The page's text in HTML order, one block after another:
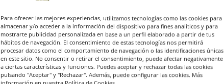
Para ofrecer las mejores experiencias, utilizamos tecnologías como las cookies para
almacenar y/o acceder a la información del dispositivo para fines analíticos y para
mostrarte publicidad personalizada en base a un perfil elaborado a partir de tus
hábitos de navegación. El consentimiento de estas tecnologías nos permitirá
procesar datos como el comportamiento de navegación o las identificaciones únicas
en este sitio. No consentir o retirar el consentimiento, puede afectar negativamente
a ciertas características y funciones. Puedes aceptar y rechazar todas las cookies
pulsando "Aceptar" y "Rechazar". Además, puede configurar las cookies. Más